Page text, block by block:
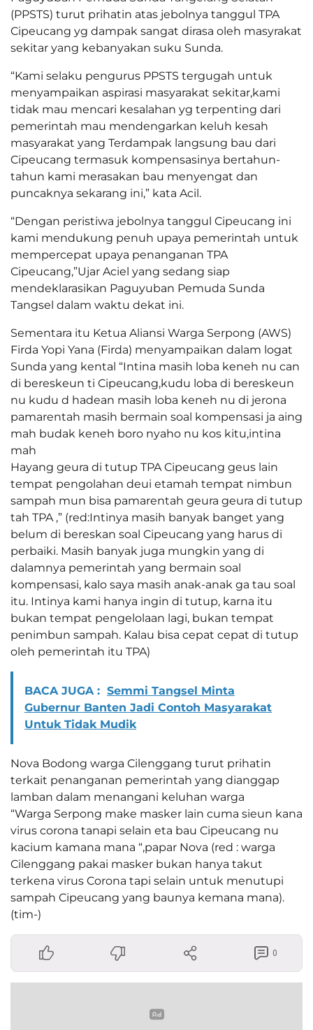
(PPSTS) turut prihatin atas jebolnya tanggul TPA
Cipeucang yg dampak sangat dirasa oleh masyrakat
sekitar yang kebanyakan suku Sunda.
“Kami selaku pengurus PPSTS tergugah untuk
menyampaikan aspirasi masyarakat sekitar,kami
tidak mau mencari kesalahan yg terpenting dari
pemerintah mau mendengarkan keluh kesah
masyarakat yang Terdampak langsung bau dari
Cipeucang termasuk kompensasinya bertahun-
tahun kami merasakan bau menyengat dan
puncaknya sekarang ini,” kata Acil.
“Dengan peristiwa jebolnya tanggul Cipeucang ini
kami mendukung penuh upaya pemerintah untuk
mempercepat upaya penanganan TPA
Cipeucang,”Ujar Aciel yang sedang siap
mendeklarasikan Paguyuban Pemuda Sunda
Tangsel dalam waktu dekat ini.
Sementara itu Ketua Aliansi Warga Serpong (AWS)
Firda Yopi Yana (Firda) menyampaikan dalam logat
Sunda yang kental “Intina masih loba keneh nu can
di bereskeun ti Cipeucang,kudu loba di bereskeun
nu kudu d hadean masih loba keneh nu di jerona
pamarentah masih bermain soal kompensasi ja aing
mah budak keneh boro nyaho nu kos kitu,intina
mah
Hayang geura di tutup TPA Cipeucang geus lain
tempat pengolahan deui etamah tempat nimbun
sampah mun bisa pamarentah geura geura di tutup
tah TPA ,” (red:Intinya masih banyak banget yang
belum di bereskan soal Cipeucang yang harus di
perbaiki. Masih banyak juga mungkin yang di
dalamnya pemerintah yang bermain soal
kompensasi, kalo saya masih anak-anak ga tau soal
itu. Intinya kami hanya ingin di tutup, karna itu
bukan tempat pengelolaan lagi, bukan tempat
penimbun sampah. Kalau bisa cepat cepat di tutup
oleh pemerintah itu TPA)
BACA JUGA : Semmi Tangsel Minta
Gubernur Banten Jadi Contoh Masyarakat
Untuk Tidak Mudik
Nova Bodong warga Cilenggang turut prihatin
terkait penanganan pemerintah yang dianggap
lamban dalam menangani keluhan warga
“Warga Serpong make masker lain cuma sieun kana
virus corona tanapi selain eta bau Cipeucang nu
kacium kamana mana “,papar Nova (red : warga
Cilenggang pakai masker bukan hanya takut
terkena virus Corona tapi selain untuk menutupi
sampah Cipeucang yang baunya kemana mana).
(tim-)
0